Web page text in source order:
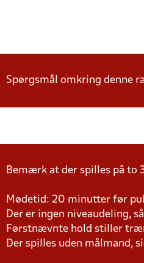
Spørgsmål omkring denne
Bemærk at der spilles på to
Mødetid: 20 minutter før
Der er ingen niveaudeling,
Førstnævnte hold stiller
Der spilles uden målmand,